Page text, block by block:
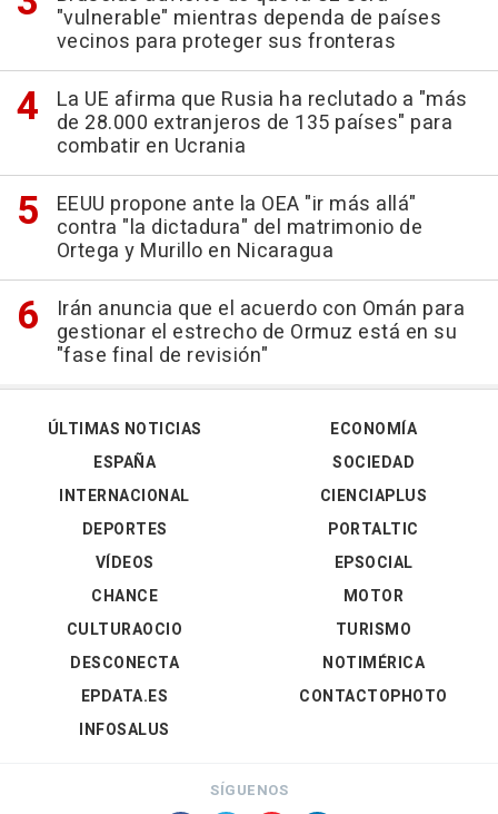
"vulnerable" mientras dependa de países
vecinos para proteger sus fronteras
La UE afirma que Rusia ha reclutado a "más
de 28.000 extranjeros de 135 países" para
combatir en Ucrania
EEUU propone ante la OEA "ir más allá"
contra "la dictadura" del matrimonio de
Ortega y Murillo en Nicaragua
Irán anuncia que el acuerdo con Omán para
gestionar el estrecho de Ormuz está en su
"fase final de revisión"
ÚLTIMAS NOTICIAS
ESPAÑA
INTERNACIONAL
DEPORTES
VÍDEOS
ECONOMÍA
SOCIEDAD
CIENCIAPLUS
PORTALTIC
EPSOCIAL
CHANCE
CULTURAOCIO
DESCONECTA
EPDATA.ES
INFOSALUS
MOTOR
TURISMO
NOTIMÉRICA
CONTACTOPHOTO
SÍGUENOS